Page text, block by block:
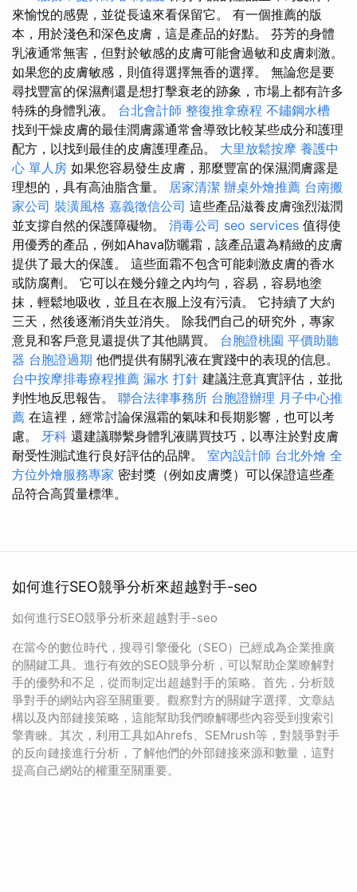
來愉悅的感覺，並從長遠來看保留它。 有一個推薦的版
本，用於淺色和深色皮膚，這是產品的好點。 芬芳的身體
乳液通常無害，但對於敏感的皮膚可能會過敏和皮膚刺激。
如果您的皮膚敏感，則值得選擇無香的選擇。 無論您是要
尋找豐富的保濕劑還是想打擊衰老的跡象，市場上都有許多
特殊的身體乳液。 台北會計師 整復推拿療程 不鏽鋼水槽
找到干燥皮膚的最佳潤膚露通常會導致比較某些成分和護理
配方，以找到最佳的皮膚護理產品。 大里放鬆按摩 養護中
心 單人房 如果您容易發生皮膚，那麼豐富的保濕潤膚露是
理想的，具有高油脂含量。 居家清潔 辦桌外燴推薦 台南搬
家公司 裝潢風格 嘉義徵信公司 這些產品滋養皮膚強烈滋潤
並支撐自然的保護障礙物。 消毒公司 seo services 值得使
用優秀的產品，例如Ahava防曬霜，該產品還為精緻的皮膚
提供了最大的保護。 這些面霜不包含可能刺激皮膚的香水
或防腐劑。 它可以在幾分鐘之內均勻，容易，容易地塗
抹，輕鬆地吸收，並且在衣服上沒有污漬。 它持續了大約
三天，然後逐漸消失並消失。 除我們自己的研究外，專家
意見和客戶意見還提供了其他購買。 台胞證桃園 平價助聽
器 台胞證過期 他們提供有關乳液在實踐中的表現的信息。
台中按摩排毒療程推薦 漏水 打針 建議注意真實評估，並批
判性地反思報告。 聯合法律事務所 台胞證辦理 月子中心推
薦 在這裡，經常討論保濕霜的氣味和長期影響，也可以考
慮。 牙科 還建議聯繫身體乳液購買技巧，以專注於對皮膚
耐受性測試進行良好評估的品牌。 室內設計師 台北外燴 全
方位外燴服務專家 密封獎（例如皮膚獎）可以保證這些產
品符合高質量標準。
如何進行SEO競爭分析來超越對手-seo
如何進行SEO競爭分析來超越對手-seo
在當今的數位時代，搜尋引擎優化（SEO）已經成為企業推廣
的關鍵工具。進行有效的SEO競爭分析，可以幫助企業瞭解對
手的優勢和不足，從而制定出超越對手的策略。首先，分析競
爭對手的網站內容至關重要。觀察對方的關鍵字選擇、文章結
構以及內部鏈接策略，這能幫助我們瞭解哪些內容受到搜索引
擎青睞。其次，利用工具如Ahrefs、SEMrush等，對競爭對手
的反向鏈接進行分析，了解他們的外部鏈接來源和數量，這對
提高自己網站的權重至關重要。